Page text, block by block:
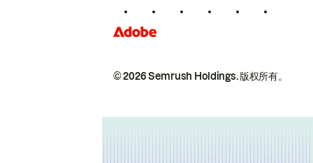
© 2026 Semrush Holdings.版权所有。